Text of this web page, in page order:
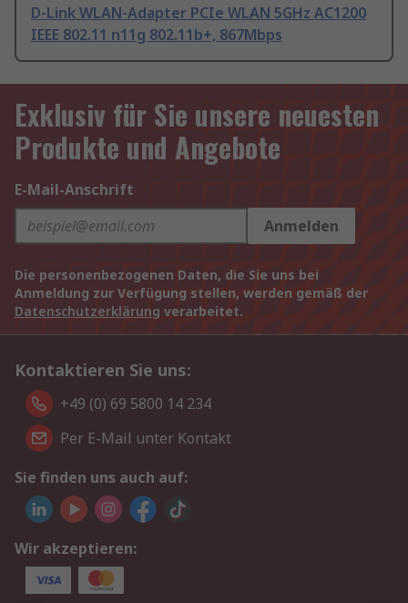
D-Link WLAN-Adapter PCIe WLAN 5GHz AC1200
IEEE 802.11 n11g 802.11b+, 867Mbps
Exklusiv für Sie unsere neuesten
Produkte und Angebote
E-Mail-Anschrift
Anmelden
Die personenbezogenen Daten, die Sie uns bei
Anmeldung zur Verfügung stellen, werden gemäß der
Datenschutzerklärung verarbeitet.
Kontaktieren Sie uns:
+49 (0) 69 5800 14 234
Per E-Mail unter Kontakt
Sie finden uns auch auf:
Wir akzeptieren: